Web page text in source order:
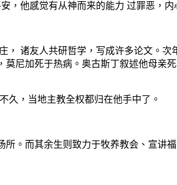
，他感觉有从神而来的能力 过罪恶，内
诸友人共研哲学，写成许多论文。次
尼加死于热病。奥古斯丁叙述他母亲
久，当地主教全权都归在他手中了。
而其余生则致力于牧养教会、宣讲